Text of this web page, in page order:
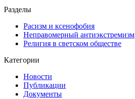
Разделы
Расизм и ксенофобия
Неправомерный антиэкстремизм
Религия в светском обществе
Категории
Новости
Публикации
Документы